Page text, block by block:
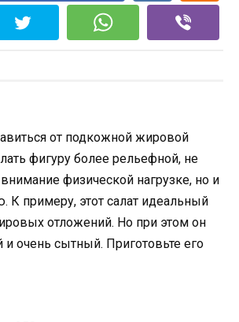
от подкожной жировой
фигуру более рельефной, не
физической нагрузке, но и
К примеру, этот салат идеальный
отложений. Но при этом он
и очень сытный. Приготовьте его